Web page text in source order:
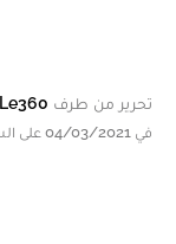
تحرير من طرف Le360 مع و.م.ع
في 04/03/2021 على الساعة 11:06